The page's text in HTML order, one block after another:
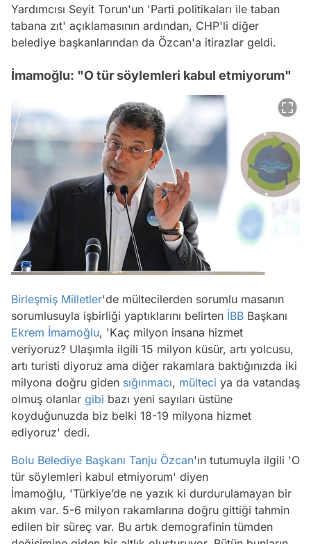
Yardımcısı Seyit Torun'un 'Parti politikaları ile taban
tabana zıt' açıklamasının ardından, CHP'li diğer
belediye başkanlarından da Özcan'a itirazlar geldi.
İmamoğlu: "O tür söylemleri kabul etmiyorum"
Birleşmiş Milletler'de mültecilerden sorumlu masanın
sorumlusuyla işbirliği yaptıklarını belirten İBB Başkanı
Ekrem İmamoğlu, 'Kaç milyon insana hizmet
veriyoruz? Ulaşımla ilgili 15 milyon küsür, artı yolcusu,
artı turisti diyoruz ama diğer rakamlara baktığınızda iki
milyona doğru giden sığınmacı, mülteci ya da vatandaş
olmuş olanlar gibi bazı yeni sayıları üstüne
koyduğunuzda biz belki 18-19 milyona hizmet
ediyoruz' dedi.
Bolu Belediye Başkanı Tanju Özcan'ın tutumuyla ilgili 'O
tür söylemleri kabul etmiyorum' diyen
İmamoğlu, 'Türkiye’de ne yazık ki durdurulamayan bir
akım var. 5-6 milyon rakamlarına doğru gittiği tahmin
edilen bir süreç var. Bu artık demografinin tümden